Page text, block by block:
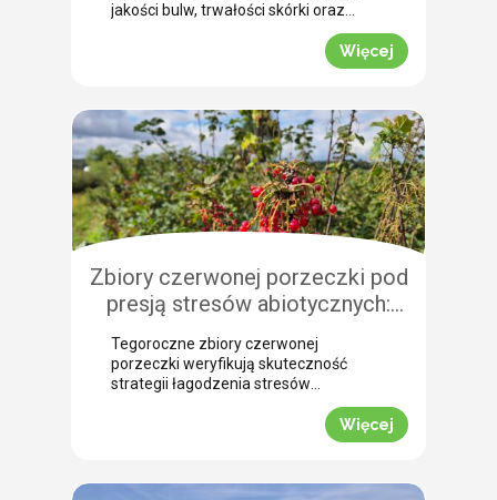
jakości bulw, trwałości skórki oraz
łatwości zbioru maszynowego. Nasz
przeprowadził niedawno lustrację
(województwo pomorskie). Na tej
podstawie podpowiada, dlaczego o
zabiegu dosuszania warto pomyśleć z
dużym wyprzedzeniem. Zobacz, jak
zaplanować skuteczne wygaszanie
wegetacji z użyciem preparatu MIZUKI.
Dlaczego […]
Więcej
Zbiory czerwonej porzeczki pod
presją stresów abiotycznych:
ocena skuteczności
biostymulacji
Tegoroczne zbiory czerwonej
porzeczki weryfikują skuteczność
strategii łagodzenia stresów
temperatur oraz długotrwały deficyt
fizjologicznego, zmuszając krzewy do
Więcej